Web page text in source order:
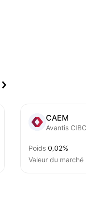
CAEM
Poids 0,02%
Valeur du marché